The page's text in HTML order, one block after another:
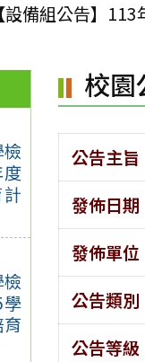
【設備組公告】
校園
公告主旨
發佈日期
發佈單位
公告類別
公告等級